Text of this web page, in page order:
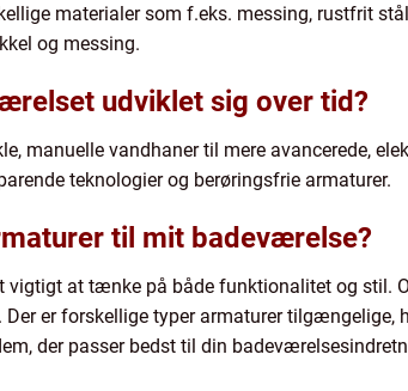
materialer som f.eks. messing, rustfrit
og messing.
udviklet sig over tid?
manuelle vandhaner til mere avancerede,
teknologier og berøringsfrie armaturer.
til mit badeværelse?
at tænke på både funktionalitet og stil.
er forskellige typer armaturer tilgængelige,
der passer bedst til din